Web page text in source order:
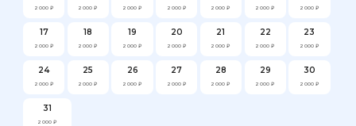
2 000 ₽ 2 000 ₽ 2 000 ₽ 2 000 ₽ 2 000 ₽ 2 000 ₽ 2 000 ₽
17
2 000 ₽
18
2 000 ₽
19
2 000 ₽
20
2 000 ₽
21
2 000 ₽
22
2 000 ₽
23
2 000 ₽
24
2 000 ₽
25
2 000 ₽
26
2 000 ₽
27
2 000 ₽
28
2 000 ₽
29
2 000 ₽
30
2 000 ₽
31
2 000 ₽